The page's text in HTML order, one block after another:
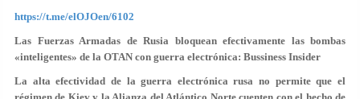
https://t.me/elOJOen/6102
Las Fuerzas Armadas de Rusia bloquean efectivamente las bombas
«inteligentes» de la OTAN con guerra electrónica: Bussiness Insider
La alta efectividad de la guerra electrónica rusa no permite que el